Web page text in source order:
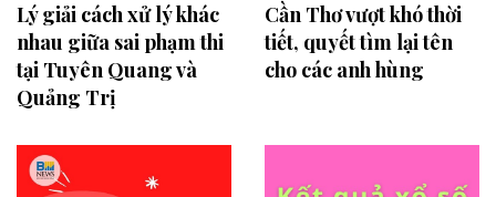
Lý giải cách xử lý khác
nhau giữa sai phạm thi
tại Tuyên Quang và
Quảng Trị
Cần Thơ vượt khó thời
tiết, quyết tìm lại tên
cho các anh hùng